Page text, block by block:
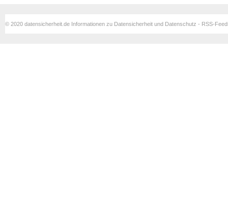
© 2020 datensicherheit.de Informationen zu Datensicherheit und Datenschutz - RSS-